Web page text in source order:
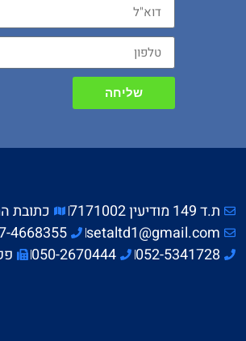
שליחה
ת.ד 149 מודיעין 7171002
כתובת
setaltd1@gmail.com
4668355
052-5341728
050-2670444